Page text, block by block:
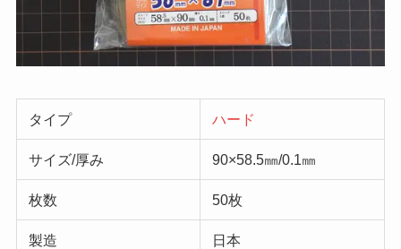
タイプ ハード
サイズ/厚み 90×58.5㎜/0.1㎜
枚数 50枚
製造 日本